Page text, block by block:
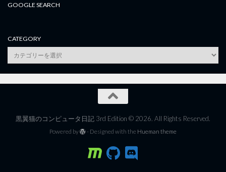
GOOGLE SEARCH
CATEGORY
category
黒翼猫のコンピュータ日記 3rd Edition © 2026. All Rights Reserved.
Powered by - Designed with the Hueman theme